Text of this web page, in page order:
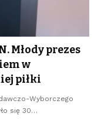
Młody prezes
w
piłki
Wyborczego
się 30…